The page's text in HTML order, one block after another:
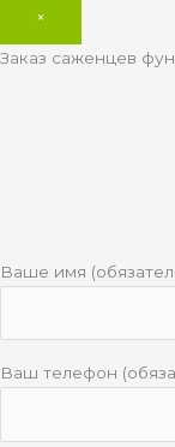
×
Заказ саженцев
Ваше имя
Ваш телефон